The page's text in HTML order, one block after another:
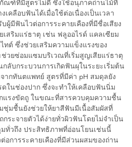
ณฑ์ที่มีสูตรไม่ดี ซึ่งใช้อนุภาคถ่านไม้ที่
คลือบฟันได้เมื่อใช้ต่อเนื่องเป็นเวลา
มีฟันไวต่อการระคายเคืองที่มีชื่อเสียง
สริมแร่ธาตุ เช่น ฟลูออไรด์ แคลเซียม
ทต์ ซึ่งช่วยเสริมความแข็งแรงของ
วยซ่อมแซมบริเวณที่เริ่มสูญเสียแร่ธาตุ
กลับกระบวนการเกิดฟันผุในระยะเริ่มต้น
ากทันตแพทย์ สูตรที่มีค่า pH สมดุลยัง
ในช่องปาก ซึ่งจะทำให้เคลือบฟันนิ่ม
กแรงขัดถู ในขณะที่สารควบคุมความชื้น
มชุ่มชื้นยังช่วยให้ยาสีฟันมีเนื้อสัมผัสที่
ระจายตัวได้ง่ายทั่วผิวฟันโดยไม่จำเป็น
ทั่วถึง ประสิทธิภาพที่อ่อนโยนเช่นนี้
การระคายเคืองที่มีส่วนผสมของถ่าน